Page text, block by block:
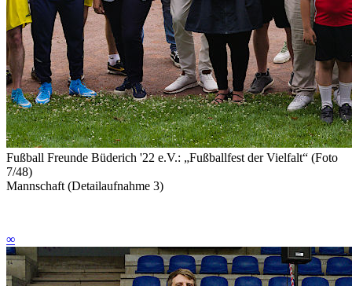
Fußball Freunde Büderich '22 e.V.: „Fußballfest der Vielfalt“ (Foto
7/48)
Mannschaft (Detailaufnahme 3)
∞